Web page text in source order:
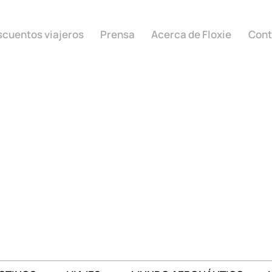
viajeros Prensa Acerca de Floxie